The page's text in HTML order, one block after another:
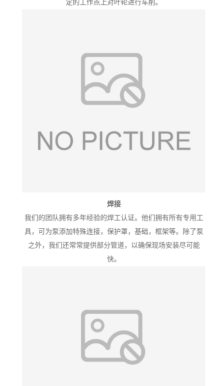
定的工作点上对叶轮进行车削。
焊接
我们的团队拥有多年经验的焊工认证。他们拥有所有专用工
具，可为泵添加特殊连接，保护罩，基础，框架等。除了泵
之外，我们还常常提供部分管道，以确保现场安装尽可能
快。